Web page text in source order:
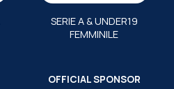
SERIE A & UNDER19
FEMMINILE
OFFICIAL SPONSOR